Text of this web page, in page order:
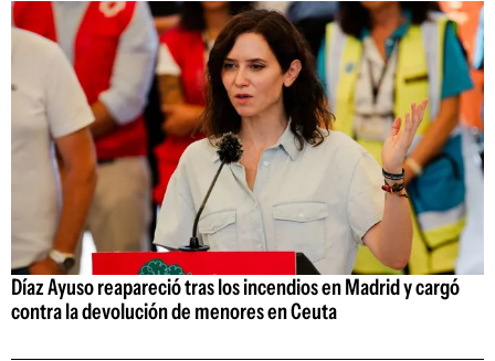
Díaz Ayuso reapareció tras los incendios en Madrid y cargó
contra la devolución de menores en Ceuta